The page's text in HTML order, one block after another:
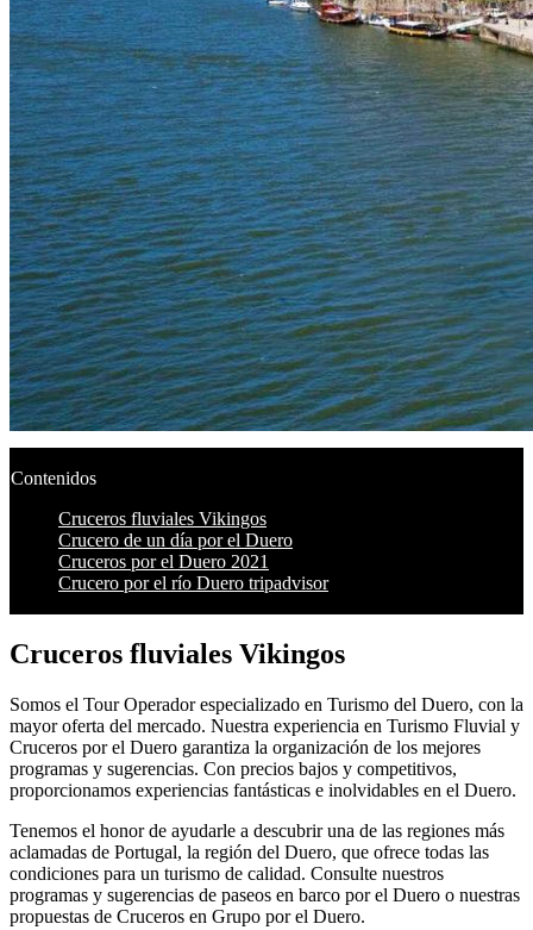
Contenidos
Cruceros fluviales Vikingos
Crucero de un día por el Duero
Cruceros por el Duero 2021
Crucero por el río Duero tripadvisor
Cruceros fluviales Vikingos
Somos el Tour Operador especializado en Turismo del Duero, con la
mayor oferta del mercado. Nuestra experiencia en Turismo Fluvial y
Cruceros por el Duero garantiza la organización de los mejores
programas y sugerencias. Con precios bajos y competitivos,
proporcionamos experiencias fantásticas e inolvidables en el Duero.
Tenemos el honor de ayudarle a descubrir una de las regiones más
aclamadas de Portugal, la región del Duero, que ofrece todas las
condiciones para un turismo de calidad. Consulte nuestros
programas y sugerencias de paseos en barco por el Duero o nuestras
propuestas de Cruceros en Grupo por el Duero.